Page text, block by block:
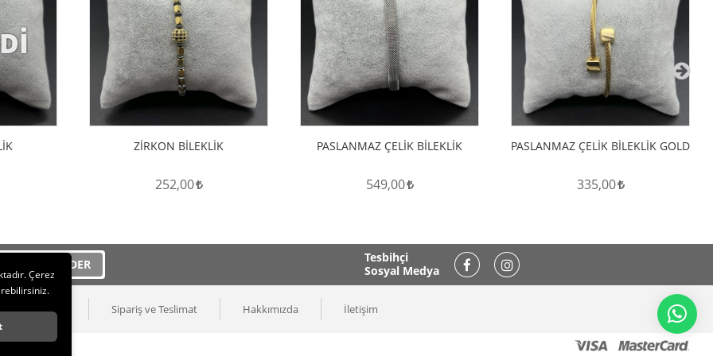
Hemen İncele
ZİRKON BİLEKLİK
252,00
Hemen İncele
PASLANMAZ ÇELİK BİLEKLİK
549,00
Hemen İncele
PASLANMAZ ÇELİK BİLEKLİK GOLD
335,00
GÖNDER
Tesbihçi
Sosyal Medya
ve Güvenlik Sipariş ve Teslimat Hakkımızda İletişim
Çerez